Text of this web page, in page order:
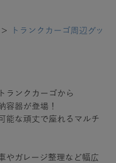
＞
トランクカーゴ周辺グッ
ランクカーゴから
容器が登場！
能な頑丈で座れるマルチ
やガレージ整理など幅広